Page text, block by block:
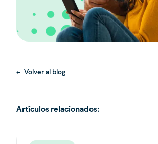
Volver al blog
Artículos relacionados: